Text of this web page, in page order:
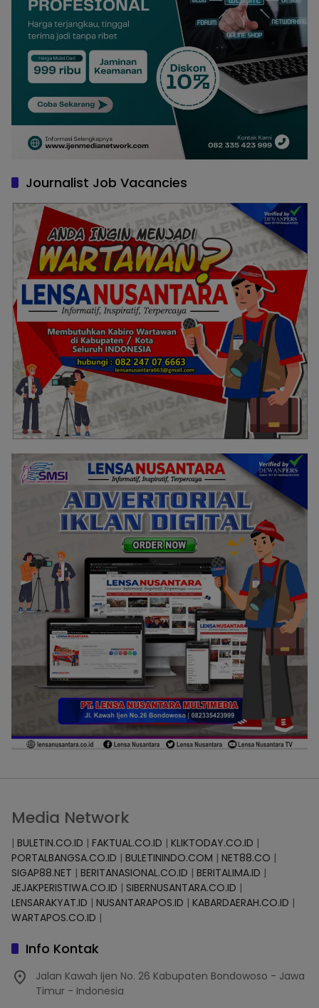
Journalist Job Vacancies
Media Network
| BULETIN.CO.ID | FAKTUAL.CO.ID | KLIKTODAY.CO.ID |
PORTALBANGSA.CO.ID | BULETININDO.COM | NET88.CO |
SIGAP88.NET | BERITANASIONAL.CO.ID | BERITALIMA.ID |
JEJAKPERISTIWA.CO.ID | SIBERNUSANTARA.CO.ID |
LENSARAKYAT.ID | NUSANTARAPOS.ID | KABARDAERAH.CO.ID |
WARTAPOS.CO.ID |
Info Kontak
Jalan Kawah Ijen No. 26 Kabupaten Bondowoso - Jawa
Timur - Indonesia